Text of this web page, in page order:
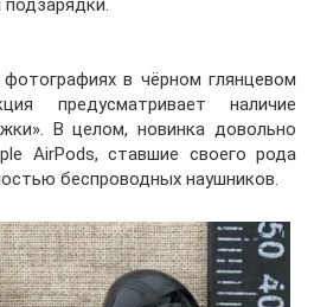
в чёрном глянцевом
предусматривает наличие
В целом, новинка довольно
AirPods, ставшие своего рода
беспроводных наушников.